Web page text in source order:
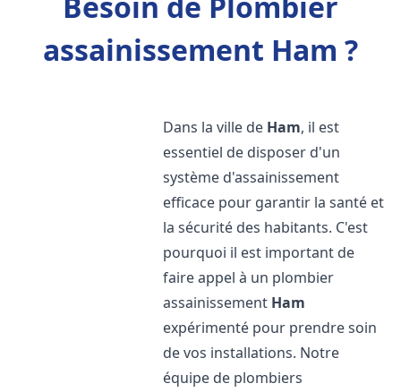
assainissement Ham ?
Dans la ville de Ham, il est
essentiel de disposer d'un
système d'assainissement
efficace pour garantir la santé et
la sécurité des habitants. C'est
pourquoi il est important de
faire appel à un plombier
assainissement Ham
expérimenté pour prendre soin
de vos installations. Notre
équipe de plombiers